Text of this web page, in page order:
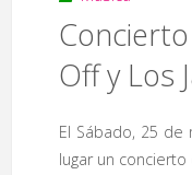
Concierto
Off y Los
El Sábado, 25
lugar un concierto